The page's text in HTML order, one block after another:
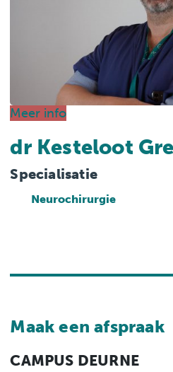
Meer info
dr Kesteloot
Specialisatie
Neurochirurgie
Maak een afspraak
CAMPUS DEURNE